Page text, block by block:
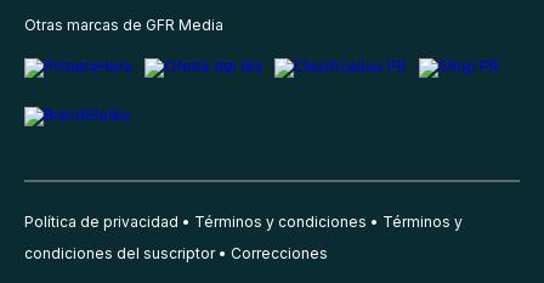
Otras marcas de GFR Media
Política de privacidad Términos y condiciones
Términos y
condiciones del suscriptor
Correcciones